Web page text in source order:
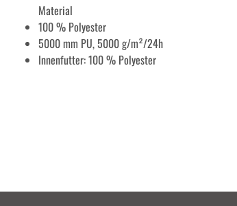
Material
100 % Polyester
5000 mm PU, 5000 g/m²/24h
Innenfutter: 100 % Polyester